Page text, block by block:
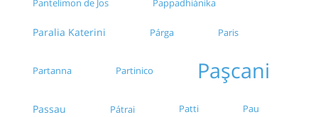
Pantelimon de Jos Pappadhiánika
Paralia Katerini Párga Paris
Partanna Partinico Pașcani
Passau Pátrai Patti Pau